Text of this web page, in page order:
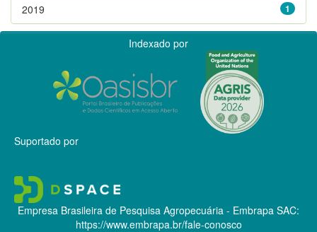
1
2019
Indexado por
Suportado por
Empresa Brasileira de Pesquisa Agropecuária - Embrapa SAC:
https://www.embrapa.br/fale-conosco